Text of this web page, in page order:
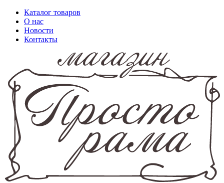
Каталог товаров
О нас
Новости
Контакты